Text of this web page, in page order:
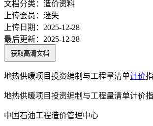
文档分类： 造价资料
上传会员： 迷失
上传日期： 2025-12-28
最后更新： 2025-12-28
获取高清文档
地热供暖项目投资编制与工程量清单计价
地热供暖项目投资编制与工程量清单计价指
中国石油工程造价管理中心